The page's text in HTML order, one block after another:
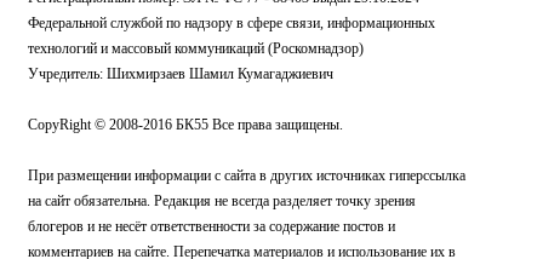
Федеральной службой по надзору в сфере связи, информационных
технологий и массовый коммуникаций (Роскомнадзор)
Учредитель: Шихмирзаев Шамил Кумагаджиевич
CopyRight © 2008-2016 БК55 Все права защищены.
При размещении информации с сайта в других источниках гиперссылка
на сайт обязательна. Редакция не всегда разделяет точку зрения
блогеров и не несёт ответственности за содержание постов и
комментариев на сайте. Перепечатка материалов и использование их в